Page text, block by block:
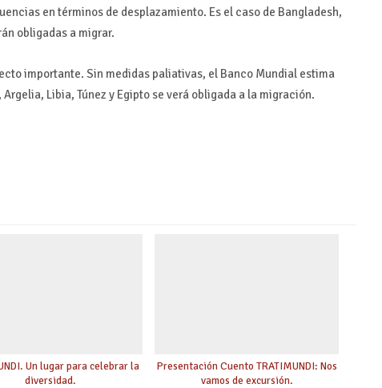
en términos de desplazamiento. Es el caso de Bangladesh,
obligadas a migrar.
importante. Sin medidas paliativas, el Banco Mundial estima
Libia, Túnez y Egipto se verá obligada a la migración.
Un lugar para celebrar la
diversidad.
Presentación Cuento TRATIMUNDI: Nos
vamos de excursión.